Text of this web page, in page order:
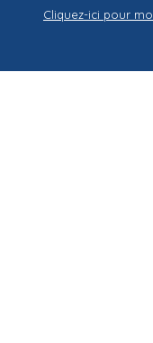
Cliquez-ici pour